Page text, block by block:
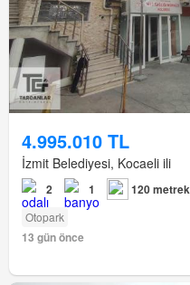
4.995.010 TL
İzmit Belediyesi, Kocaeli ili
2 1 120
Otopark
13 gün önce